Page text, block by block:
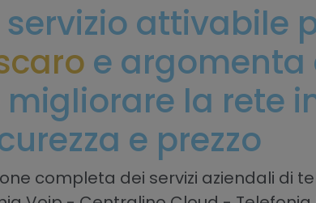
attivabile
e argomenta
la rete
e prezzo
completa dei servizi aziendali di